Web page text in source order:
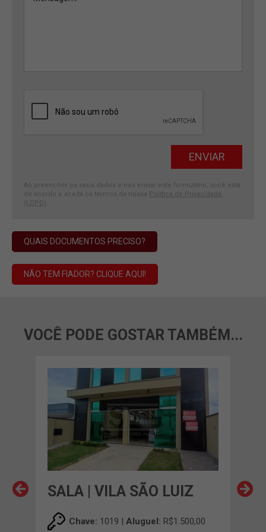
Ao preencher os seus dados e nos enviar este formulário, você está
de acordo e aceita os termos da nossa Política de Privacidade
(LGPD)
QUAIS DOCUMENTOS PRECISO?
NÃO TEM FIADOR? CLIQUE AQUI!
VOCÊ PODE GOSTAR TAMBÉM...
SALA | VILA SÃO LUIZ
Chave: 1019 | Aluguel: R$1.500,00